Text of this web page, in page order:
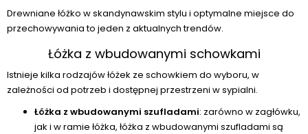
Drewniane łóżko w skandynawskim stylu i optymalne miejsce do
przechowywania to jeden z aktualnych trendów.
Łóżka z wbudowanymi schowkami
Istnieje kilka rodzajów łóżek ze schowkiem do wyboru, w
zależności od potrzeb i dostępnej przestrzeni w sypialni.
Łóżka z wbudowanymi szufladami: zarówno w zagłówku,
jak i w ramie łóżka, łóżka z wbudowanymi szufladami są